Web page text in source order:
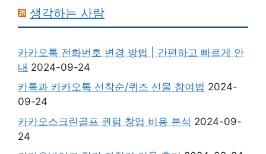
생각하는 사람
카카오톡 전화번호 변경 방법 | 간편하고 빠르게 안
내 2024-09-24
카톡과 카카오톡 선착순/퀴즈 선물 참여법 2024-
09-24
카카오스크린골프 퀀텀 창업 비용 분석 2024-09-
24